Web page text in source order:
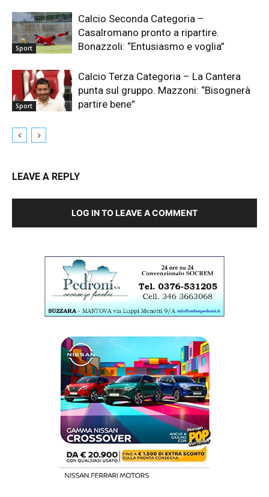
Sport
Calcio Seconda Categoria –
Casalromano pronto a ripartire.
Bonazzoli: “Entusiasmo e voglia”
Sport
Calcio Terza Categoria – La Cantera
punta sul gruppo. Mazzoni: “Bisognerà
partire bene”
LEAVE A REPLY
LOG IN TO LEAVE A COMMENT